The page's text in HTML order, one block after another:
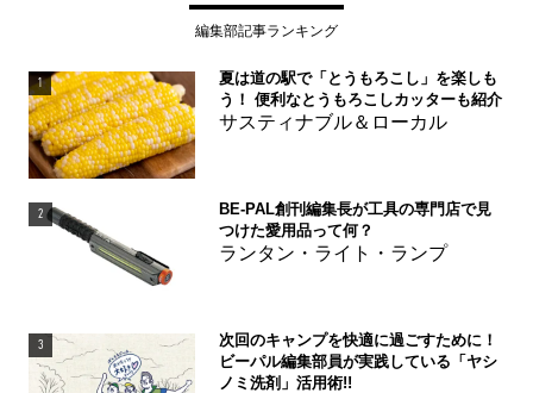
編集部記事ランキング
1
夏は道の駅で「とうもろこし」を楽しも
う！ 便利なとうもろこしカッターも紹介
サスティナブル＆ローカル
2
BE-PAL創刊編集長が工具の専門店で見
つけた愛用品って何？
ランタン・ライト・ランプ
3
次回のキャンプを快適に過ごすために！
ビーパル編集部員が実践している「ヤシ
ノミ洗剤」活用術!!